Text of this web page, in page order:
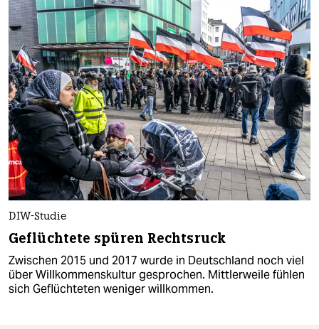
DIW-Studie
Geflüchtete spüren Rechtsruck
Zwischen 2015 und 2017 wurde in Deutschland noch viel
über Willkommenskultur gesprochen. Mittlerweile fühlen
sich Geflüchteten weniger willkommen.